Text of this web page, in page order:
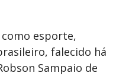
esporte,
falecido há
Sampaio de